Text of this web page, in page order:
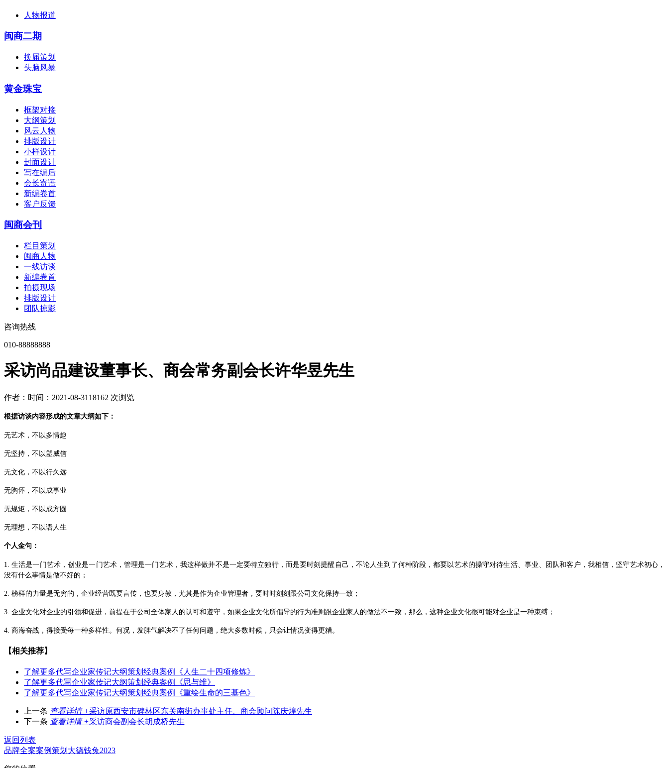
人物报道
闽商二期
换届策划
头脑风暴
黄金珠宝
框架对接
大纲策划
风云人物
排版设计
小样设计
封面设计
写在编后
会长寄语
新编卷首
客户反馈
闽商会刊
栏目策划
闽商人物
一线访谈
新编卷首
拍摄现场
排版设计
团队掠影
咨询热线
010-88888888
采访尚品建设董事长、商会常务副会长许华昱先生
作者： 时间：2021-08-31 18162 次浏览
根据访谈内容形成的文章大纲如下：
无艺术，不以多情趣
无坚持，不以塑威信
无文化，不以行久远
无胸怀，不以成事业
无规矩，不以成方圆
无理想，不以语人生
个人金句 ：
1.生活是一门艺术，创业是一门艺术，管理是一门艺术，我这样做并不是一定要特立独行，而是要时刻提醒自己，不论人生到了何种阶段，都要以艺术的操守对待生活、事业、团队和客户，我相信，坚守艺术初心，
没有什么事情是做不好的；
2. 榜样的力量是无穷的，企业经营既要言传，也要身教，尤其是作为企业管理者，要时时刻刻跟公司文化保持一致；
3. 企业文化对企业的引领和促进，前提在于公司全体家人的认可和遵守，如果企业文化所倡导的行为准则跟企业家人的做法不一致，那么，这种企业文化很可能对企业是一种束缚；
4. 商海奋战，得接受每一种多样性。何况，发脾气解决不了任何问题，绝大多数时候，只会让情况变得更糟。
【相关推荐】
了解更多代写企业家传记大纲策划经典案例《人生二十四项修炼》
了解更多代写企业家传记大纲策划经典案例《思与维》
了解更多代写企业家传记大纲策划经典案例《重绘生命的三基色》
上一条 查看详情 +采访原西安市碑林区东关南街办事处主任、商会顾问陈庆煌先生
下一条 查看详情 +采访商会副会长胡成桥先生
返回列表
品牌全案案例策划 大德钱兔2023